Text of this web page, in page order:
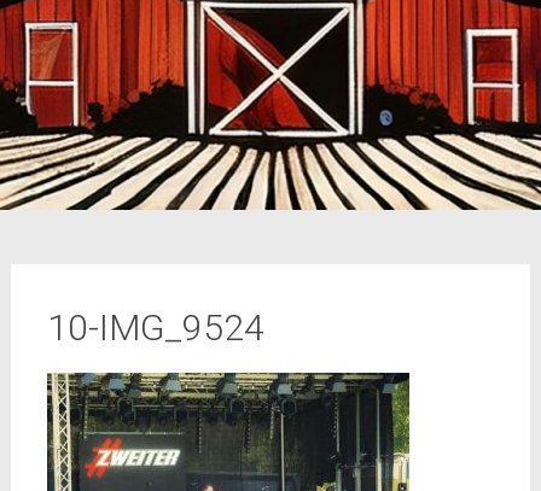
10-IMG_9524